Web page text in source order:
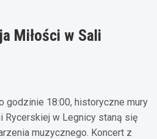
Miłości w Sali
godzinie 18:00, historyczne mury
Rycerskiej w Legnicy staną się
muzycznego. Koncert z